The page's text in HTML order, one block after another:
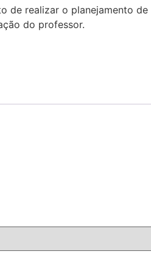
de realizar o planejamento
do professor.